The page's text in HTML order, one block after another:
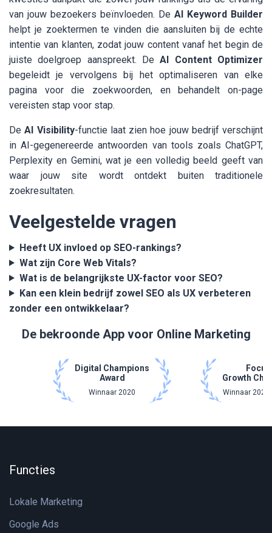
van jouw bezoekers beïnvloeden. De AI Keyword Builder
helpt je zoektermen te vinden die aansluiten bij de echte
intentie van klanten, zodat jouw content vanaf het begin de
juiste doelgroep aanspreekt. DeAI Content Optimizer
begeleidt je vervolgens bij het optimaliseren van elke
pagina voor die zoekwoorden, en behandelt on-page
vereisten stap voor stap.
DeAI Visibility-functie laat zien hoe jouw bedrijf verschijnt
in AI-gegenereerde antwoorden van tools zoals ChatGPT,
Perplexity en Gemini, wat je een volledig beeld geeft van
waar jouw site wordt ontdekt buiten traditionele
zoekresultaten.
Veelgestelde vragen
Heeft UX invloed op SEO-rankings?
Wat zijn Core Web Vitals?
Wat is de belangrijkste UX-factor voor SEO?
Kan een klein bedrijf zowel SEO als UX verbeteren
zonder een ontwikkelaar?
De bekroonde App voor Online Marketing
Digital Champions
Award
Winnaar 2020
Focus
Growth
Winnaar 2021
Functies
Lokale Marketing
Google Ads